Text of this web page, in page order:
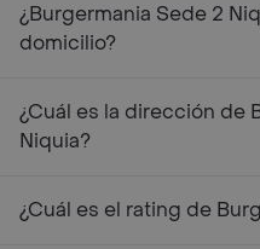
¿Burgermania Sede 2
domicilio?
¿Cuál es la dirección de
Niquia?
¿Cuál es el rating de